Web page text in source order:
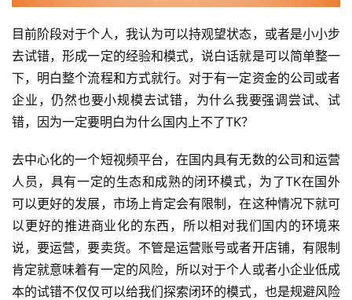
目前阶段对于个人，我认为可以持观望状态，或者是小小步
去试错，形成一定的经验和模式，说白话就是可以简单整一
下，明白整个流程和方式就行。对于有一定资金的公司或者
企业，仍然也要小规模去试错，为什么我要强调尝试、试
错，因为一定要明白为什么国内上不了TK？
去中心化的一个短视频平台，在国内具有无数的公司和运营
人员，具有一定的生态和成熟的闭环模式，为了TK在国外
可以更好的发展，市场上肯定会有限制，在这种情况下就可
以更好的推进商业化的东西，所以相对我们国内的环境来
说，要运营，要卖货。不管是运营账号或者开店铺，有限制
肯定就意味着有一定的风险，所以对于个人或者小企业低成
本的试错不仅仅可以给我们探索闭环的模式，也是规避风险